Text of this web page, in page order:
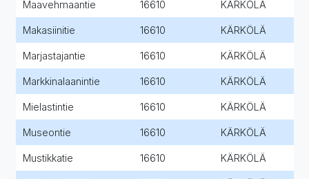
Maavehmaantie 16610 KÄRKÖLÄ
Makasiinitie 16610 KÄRKÖLÄ
Marjastajantie 16610 KÄRKÖLÄ
Markkinalaanintie 16610 KÄRKÖLÄ
Mielastintie 16610 KÄRKÖLÄ
Museontie 16610 KÄRKÖLÄ
Mustikkatie 16610 KÄRKÖLÄ